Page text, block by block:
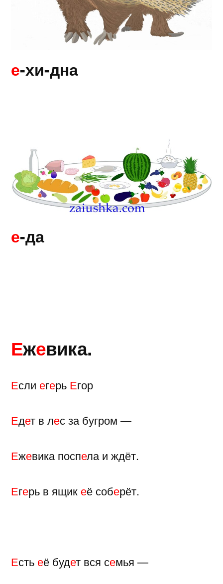
е-хи-дна
е-да
Ежевика.
Если егерь Егор
Едет в лес за бугром —
Ежевика поспела и ждёт.
Егерь в ящик её соберёт.
Есть её будет вся семья —